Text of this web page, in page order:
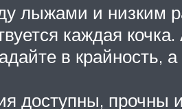
лыжами и низким
каждая
в крайность,
доступны, прочны